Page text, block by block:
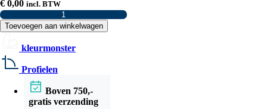
€ 0,00 incl. BTW
Kleurmonster
VinyPlus
Dakrand
Boeideel
–
Zwart
Toevoegen aan winkelwagen
kleurmonster
Profielen
Boven 750,-
gratis verzending